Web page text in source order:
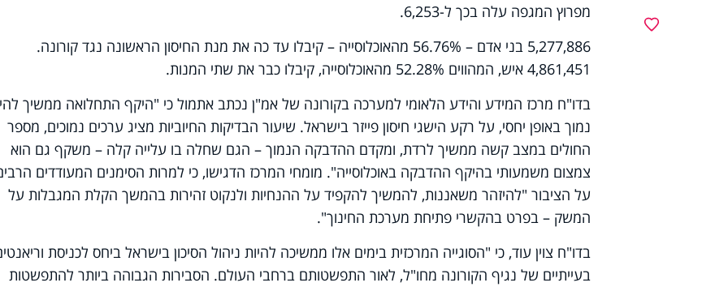
מפרוץ המגפה עלה בכך ל-6,253.
5,277,886 בני אדם – 56.76% מהאוכלוסייה – קיבלו עד כה את מנת החיסון הראשונה נגד קורונה.
4,861,451 איש, המהווים 52.28% מהאוכלוסייה, קיבלו כבר את שתי המנות.
בדו"ח מרכז המידע והידע הלאומי למערכה בקורונה של אמ"ן נכתב אתמול כי "היקף התחלואה ממשיך
נמוך באופן יחסי, על רקע הישגי חיסון פייזר בישראל. שיעור הבדיקות החיוביות מציג ערכים נמוכים, מספר
החולים במצב קשה ממשיך לרדת, ומקדם ההדבקה הנמוך – הגם שחלה בו עלייה קלה – משקף גם הוא
צמצום משמעותי בהיקף ההדבקה באוכלוסייה". מומחי המרכז הדגישו, כי למרות הסימנים המעודדים
על הציבור "להיזהר משאננות, להמשיך להקפיד על ההנחיות ולנקוט זהירות בהמשך הקלת המגבלות על
המשק – בפרט בהקשרי פתיחת מערכת החינוך".
בדו"ח צוין עוד, כי "הסוגייה המרכזית בימים אלו ממשיכה להיות ניהול הסיכון בישראל ביחס לכניסת
בעייתיים של נגיף הקורונה מחו"ל, לאור התפשטותם ברחבי העולם. הסבירות הגבוהה ביותר להתפשטות